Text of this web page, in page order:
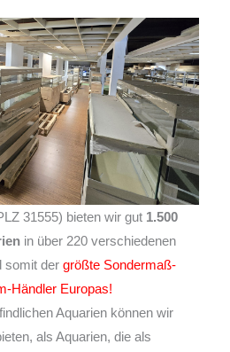
31555) bieten wir gut 1.500
in über 220 verschiedenen
somit der größte Sondermaß-
Händler Europas!
Aquarien können wir
als Aquarien, die als